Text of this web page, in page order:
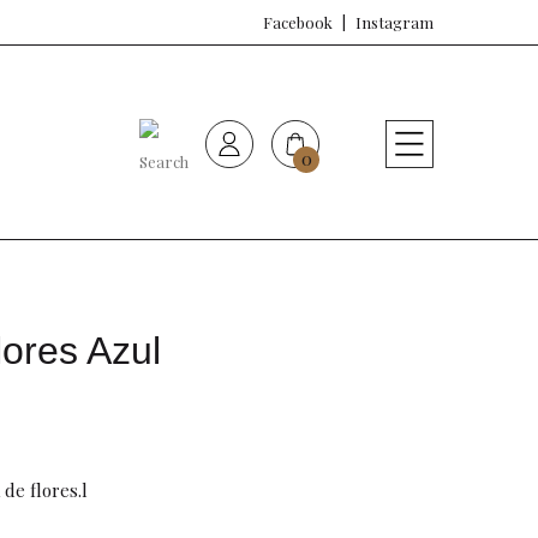
Facebook Instagram
0
Sujetadores
Baño de mujer
Azul
de flores.l